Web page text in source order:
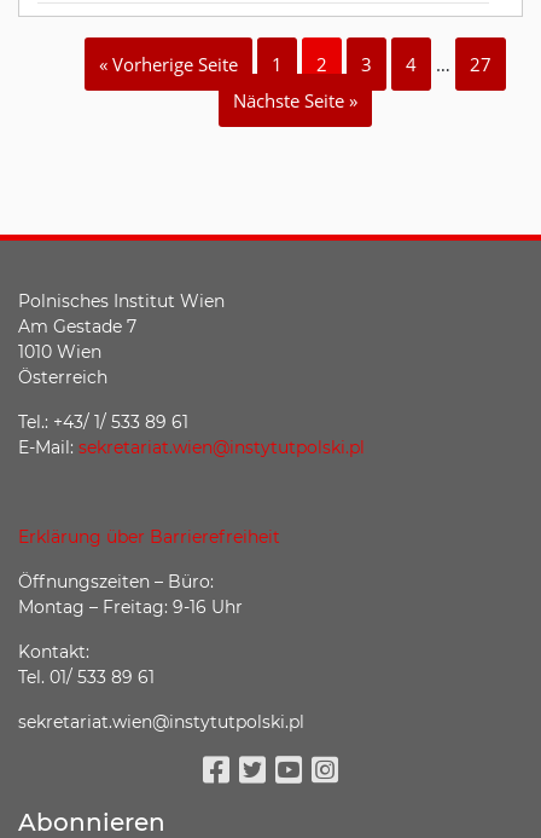
« Vorherige Seite 1 2 3 4 …
27
Nächste Seite »
Polnisches Institut Wien
Am Gestade 7
1010 Wien
Österreich
Tel.: +43/ 1/ 533 89 61
E-Mail: sekretariat.wien@instytutpolski.pl
Erklärung über Barrierefreiheit
Öffnungszeiten – Büro:
Montag – Freitag: 9-16 Uhr
Kontakt:
Tel. 01/ 533 89 61
sekretariat.wien@instytutpolski.pl
Abonnieren